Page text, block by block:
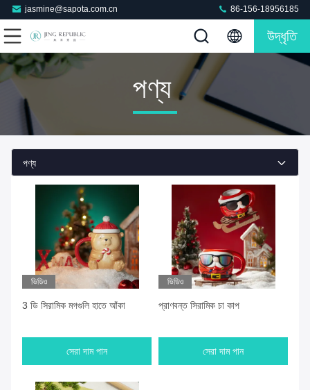
jasmine@sapota.com.cn 86-156-18956185
উদ্ধৃতি
পণ্য
পণ্য
ভিডিও
3 ডি সিরামিক মগগুলি হাতে আঁকা
সেরা দাম পান
ভিডিও
প্রাণবন্ত সিরামিক চা কাপ
সেরা দাম পান